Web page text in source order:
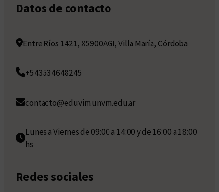
Datos de contacto
Entre Ríos 1421, X5900AGI, Villa María, Córdoba
+543534648245
contacto@eduvim.unvm.edu.ar
Lunes a Viernes de 09:00 a 14:00 y de 16:00 a 18:00
hs
Redes sociales